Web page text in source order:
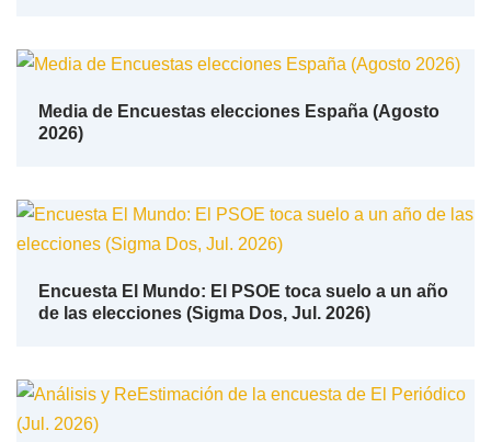
Media de Encuestas elecciones España (Agosto
2026)
Encuesta El Mundo: El PSOE toca suelo a un año
de las elecciones (Sigma Dos, Jul. 2026)